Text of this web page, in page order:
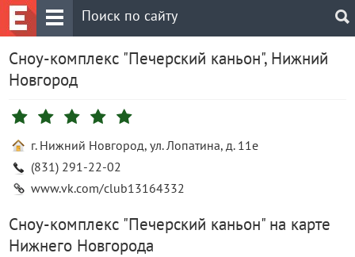
Сноу-комплекс "Печерский каньон", Нижний
Новгород
г. Нижний Новгород, ул. Лопатина, д. 11е
(831) 291-22-02
www.vk.com/club13164332
Сноу-комплекс "Печерский каньон" на карте
Нижнего Новгорода